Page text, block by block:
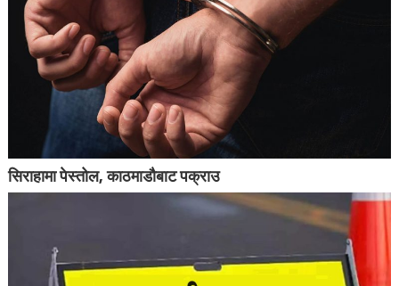
सिराहामा पेस्तोल, काठमाडौबाट पक्राउ